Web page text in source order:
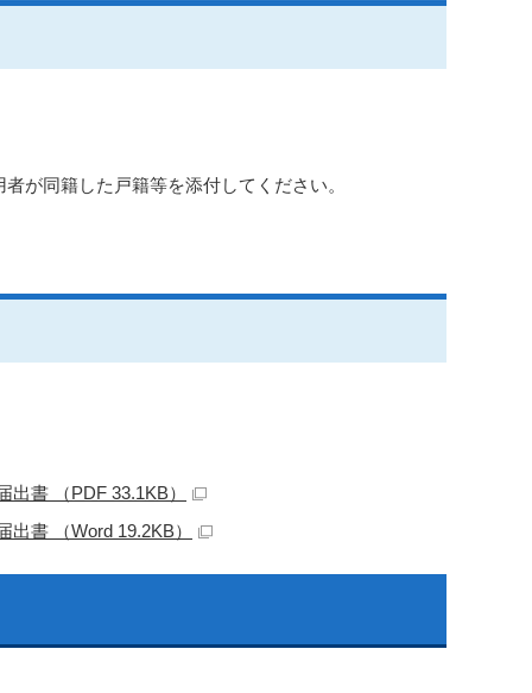
が同籍した戸籍等を添付してください。
書 （PDF 33.1KB）
書 （Word 19.2KB）